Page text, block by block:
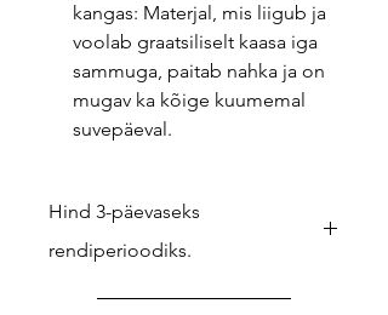
kangas: Materjal, mis liigub ja
voolab graatsiliselt kaasa iga
sammuga, paitab nahka ja on
mugav ka kõige kuumemal
suvepäeval.
Hind 3-päevaseks
rendiperioodiks.
Kui soovid pikemat laenutust (nt